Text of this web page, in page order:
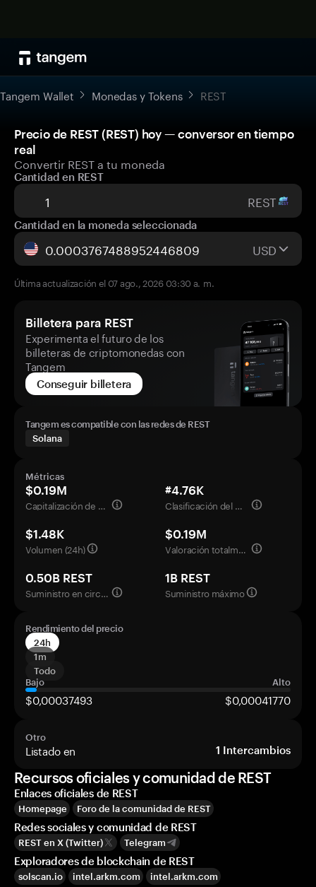
Tangem Wallet Monedas y Tokens REST
Precio de REST (REST) hoy — conversor en tiempo
real
Convertir REST a tu moneda
Cantidad en REST
REST
Cantidad en la moneda seleccionada
USD
Última actualización el 07 ago., 2026 03:30 a. m.
Billetera para REST
Experimenta el futuro de los
billeteras de criptomonedas con
Tangem
Conseguir billetera
Tangem es compatible con las redes de REST
Solana
Métricas
$0.19M
Capitalización de mercado
#4.76K
Clasificación del mercado
$1.48K
Volumen (24h)
$0.19M
Valoración totalmente diluida
0.50B REST
Suministro en circulación
1B REST
Suministro máximo
Rendimiento del precio
24h
1m
Todo
Bajo
Alto
$0,00037493 $0,00041770
Otro
Listado en 1 Intercambios
Recursos oficiales y comunidad de REST
Enlaces oficiales de REST
Homepage Foro de la comunidad de REST
Redes sociales y comunidad de REST
REST en X (Twitter) Telegram
Exploradores de blockchain de REST
solscan.io intel.arkm.com intel.arkm.com